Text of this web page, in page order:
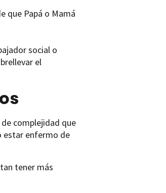
que Papá o Mamá
social o
el
complejidad que
estar enfermo de
tener más